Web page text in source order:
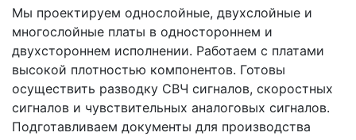
Мы проектируем однослойные, двухслойные и
многослойные платы в одностороннем и
двухстороннем исполнении. Работаем с платами
высокой плотностью компонентов. Готовы
осуществить разводку СВЧ сигналов, скоростных
сигналов и чувствительных аналоговых сигналов.
Подготавливаем документы для производства